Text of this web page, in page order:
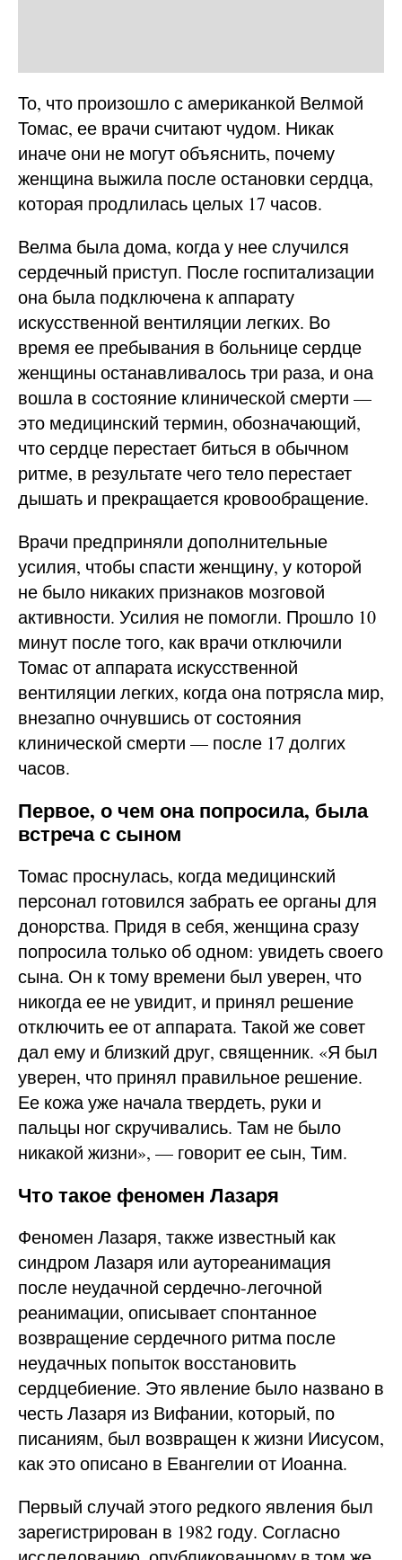
То, что произошло с американкой Велмой
Томас, ее врачи считают чудом. Никак
иначе они не могут объяснить, почему
женщина выжила после остановки сердца,
которая продлилась целых 17 часов.
Велма была дома, когда у нее случился
сердечный приступ. После госпитализации
она была подключена к аппарату
искусственной вентиляции легких. Во
время ее пребывания в больнице сердце
женщины останавливалось три раза, и она
вошла в состояние клинической смерти —
это медицинский термин, обозначающий,
что сердце перестает биться в обычном
ритме, в результате чего тело перестает
дышать и прекращается кровообращение.
Врачи предприняли дополнительные
усилия, чтобы спасти женщину, у которой
не было никаких признаков мозговой
активности. Усилия не помогли. Прошло 10
минут после того, как врачи отключили
Томас от аппарата искусственной
вентиляции легких, когда она потрясла мир,
внезапно очнувшись от состояния
клинической смерти — после 17 долгих
часов.
Первое, о чем она попросила, была
встреча с сыном
Томас проснулась, когда медицинский
персонал готовился забрать ее органы для
донорства. Придя в себя, женщина сразу
попросила только об одном: увидеть своего
сына. Он к тому времени был уверен, что
никогда ее не увидит, и принял решение
отключить ее от аппарата. Такой же совет
дал ему и близкий друг, священник. «Я был
уверен, что принял правильное решение.
Ее кожа уже начала твердеть, руки и
пальцы ног скручивались. Там не было
никакой жизни», — говорит ее сын, Тим.
Что такое феномен Лазаря
Феномен Лазаря, также известный как
синдром Лазаря или аутореанимация
после неудачной сердечно-легочной
реанимации, описывает спонтанное
возвращение сердечного ритма после
неудачных попыток восстановить
сердцебиение. Это явление было названо в
честь Лазаря из Вифании, который, по
писаниям, был возвращен к жизни Иисусом,
как это описано в Евангелии от Иоанна.
Первый случай этого редкого явления был
зарегистрирован в 1982 году. Согласно